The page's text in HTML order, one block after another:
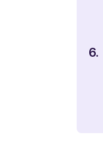
6.